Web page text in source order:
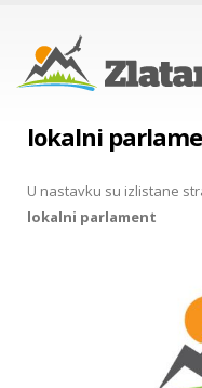
lokalni
U nastavku su izlistane
lokalni parlament